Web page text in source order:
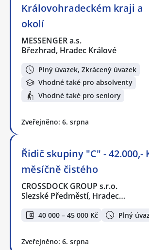
Královohradeckém kraji a
okolí
MESSENGER a.s.
Březhrad, Hradec Králové
Plný úvazek, Zkrácený úvazek
Vhodné také pro absolventy
Vhodné také pro seniory
Zveřejněno: 6. srpna
Řidič skupiny "C" - 42.000,-
měsíčně čistého
CROSSDOCK GROUP s.r.o.
Slezské Předměstí, Hradec…
40 000 – 45 000 Kč Plný
Zveřejněno: 6. srpna